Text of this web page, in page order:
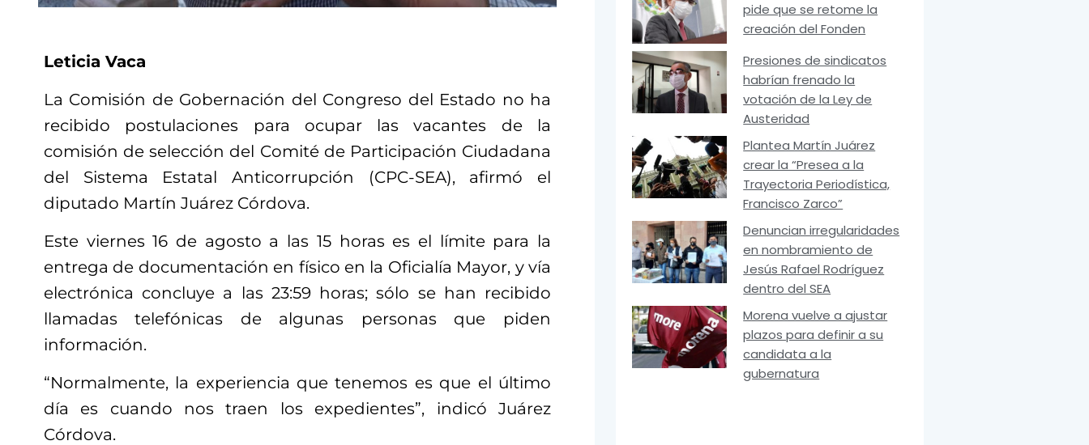
Leticia Vaca
La Comisión de Gobernación del Congreso del Estado no ha
recibido postulaciones para ocupar las vacantes de la
comisión de selección del Comité de Participación Ciudadana
del Sistema Estatal Anticorrupción (CPC-SEA), afirmó el
diputado Martín Juárez Córdova.
Este viernes 16 de agosto a las 15 horas es el límite para la
entrega de documentación en físico en la Oficialía Mayor, y vía
electrónica concluye a las 23:59 horas; sólo se han recibido
llamadas telefónicas de algunas personas que piden
información.
“Normalmente, la experiencia que tenemos es que el último
día es cuando nos traen los expedientes”, indicó Juárez
Córdova.
pide que se retome la
creación del Fonden
Presiones de sindicatos
habrían frenado la
votación de la Ley de
Austeridad
Plantea Martín Juárez
crear la “Presea a la
Trayectoria Periodística,
Francisco Zarco”
Denuncian irregularidades
en nombramiento de
Jesús Rafael Rodríguez
dentro del SEA
Morena vuelve a ajustar
plazos para definir a su
candidata a la
gubernatura